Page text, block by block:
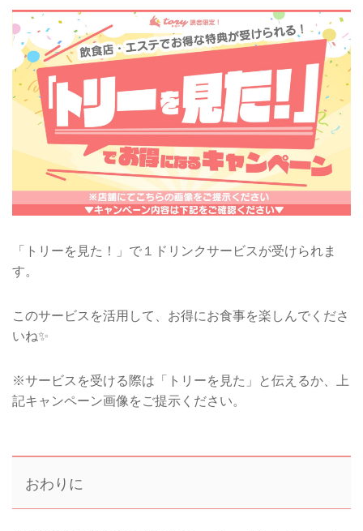
「トリーを見た！」で１ドリンクサービスが受けられま
す。
このサービスを活用して、お得にお食事を楽しんでくださ
いね✨
※サービスを受ける際は「トリーを見た」と伝えるか、上
記キャンペーン画像をご提示ください。
おわりに